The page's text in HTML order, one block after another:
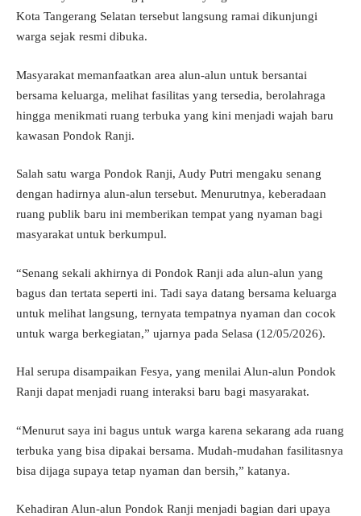
Kota Tangerang Selatan tersebut langsung ramai dikunjungi
warga sejak resmi dibuka.
Masyarakat memanfaatkan area alun-alun untuk bersantai
bersama keluarga, melihat fasilitas yang tersedia, berolahraga
hingga menikmati ruang terbuka yang kini menjadi wajah baru
kawasan Pondok Ranji.
Salah satu warga Pondok Ranji, Audy Putri mengaku senang
dengan hadirnya alun-alun tersebut. Menurutnya, keberadaan
ruang publik baru ini memberikan tempat yang nyaman bagi
masyarakat untuk berkumpul.
“Senang sekali akhirnya di Pondok Ranji ada alun-alun yang
bagus dan tertata seperti ini. Tadi saya datang bersama keluarga
untuk melihat langsung, ternyata tempatnya nyaman dan cocok
untuk warga berkegiatan,” ujarnya pada Selasa (12/05/2026).
Hal serupa disampaikan Fesya, yang menilai Alun-alun Pondok
Ranji dapat menjadi ruang interaksi baru bagi masyarakat.
“Menurut saya ini bagus untuk warga karena sekarang ada ruang
terbuka yang bisa dipakai bersama. Mudah-mudahan fasilitasnya
bisa dijaga supaya tetap nyaman dan bersih,” katanya.
Kehadiran Alun-alun Pondok Ranji menjadi bagian dari upaya